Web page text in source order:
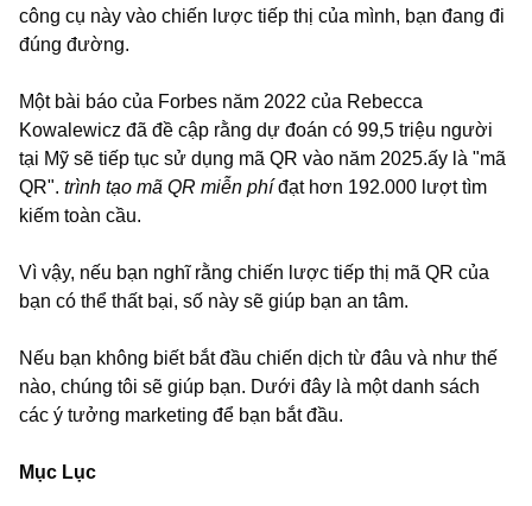
công cụ này vào chiến lược tiếp thị của mình, bạn đang đi
đúng đường.
Một bài báo của Forbes năm 2022 của Rebecca
Kowalewicz đã đề cập rằng dự đoán có 99,5 triệu người
tại Mỹ sẽ tiếp tục sử dụng mã QR vào năm 2025.ấy là "mã
QR". trình tạo mã QR miễn phíđạt hơn 192.000 lượt tìm
kiếm toàn cầu.
Vì vậy, nếu bạn nghĩ rằng chiến lược tiếp thị mã QR của
bạn có thể thất bại, số này sẽ giúp bạn an tâm.
Nếu bạn không biết bắt đầu chiến dịch từ đâu và như thế
nào, chúng tôi sẽ giúp bạn. Dưới đây là một danh sách
các ý tưởng marketing để bạn bắt đầu.
Mục Lục